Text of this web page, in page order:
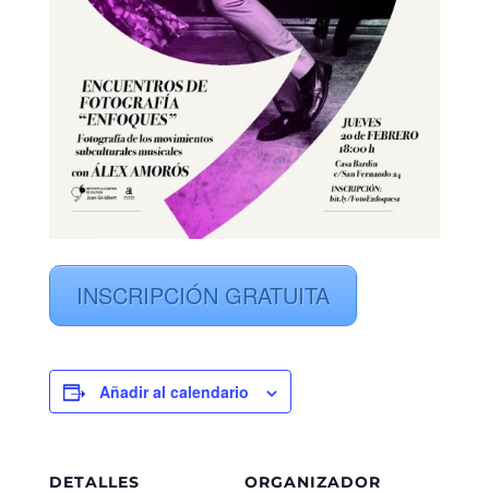
INSCRIPCIÓN GRATUITA
Añadir al calendario
DETALLES ORGANIZADOR